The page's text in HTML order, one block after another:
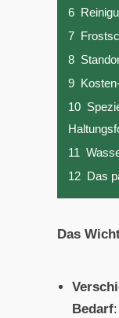
6
7
8
9
10
11
12 Das
Das
Bedarf